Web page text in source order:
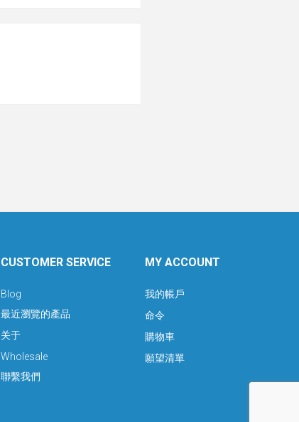
CUSTOMER SERVICE
Blog
最近瀏覽的產品
关于
Wholesale
聯繫我們
MY ACCOUNT
我的帳戶
命令
購物車
願望清單